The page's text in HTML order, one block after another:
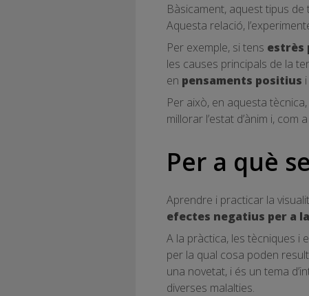
Bàsicament, aquest tipus
Aquesta relació,
Per exemple, si tens estrès
les causes principals de la
en pensaments positius
Per això, en aquesta
millorar l’estat d’ànim i, com
Per a què
Aprendre i practicar la
efectes negatius per a
A la pràctica, les tècniques i
per la qual cosa poden
una novetat, i és un tema
diverses malalties.